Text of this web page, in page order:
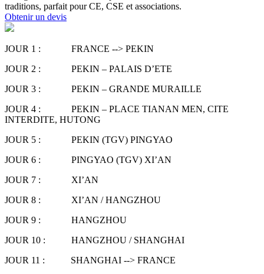
traditions, parfait pour CE, CSE et associations.
Obtenir un devis
JOUR 1 : FRANCE --> PEKIN
JOUR 2 : PEKIN – PALAIS D’ETE
JOUR 3 : PEKIN – GRANDE MURAILLE
JOUR 4 : PEKIN – PLACE TIANAN MEN, CITE
INTERDITE, HUTONG
JOUR 5 : PEKIN (TGV) PINGYAO
JOUR 6 : PINGYAO (TGV) XI’AN
JOUR 7 : XI’AN
JOUR 8 : XI’AN / HANGZHOU
JOUR 9 : HANGZHOU
JOUR 10 : HANGZHOU / SHANGHAI
JOUR 11 : SHANGHAI --> FRANCE